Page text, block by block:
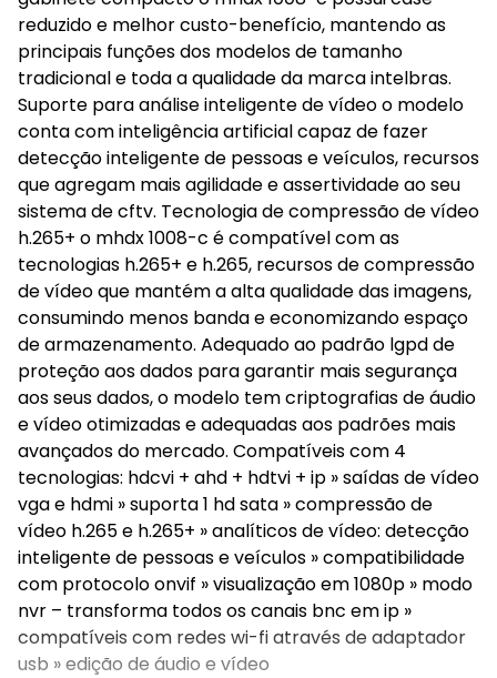
reduzido e melhor custo-benefício, mantendo as
principais funções dos modelos de tamanho
tradicional e toda a qualidade da marca intelbras.
Suporte para análise inteligente de vídeo o modelo
conta com inteligência artificial capaz de fazer
detecção inteligente de pessoas e veículos, recursos
que agregam mais agilidade e assertividade ao seu
sistema de cftv. Tecnologia de compressão de vídeo
h.265+ o mhdx 1008-c é compatível com as
tecnologias h.265+ e h.265, recursos de compressão
de vídeo que mantém a alta qualidade das imagens,
consumindo menos banda e economizando espaço
de armazenamento. Adequado ao padrão lgpd de
proteção aos dados para garantir mais segurança
aos seus dados, o modelo tem criptografias de áudio
e vídeo otimizadas e adequadas aos padrões mais
avançados do mercado. Compatíveis com 4
tecnologias: hdcvi + ahd + hdtvi + ip » saídas de vídeo
vga e hdmi » suporta 1 hd sata » compressão de
vídeo h.265 e h.265+ » analíticos de vídeo: detecção
inteligente de pessoas e veículos » compatibilidade
com protocolo onvif » visualização em 1080p » modo
nvr – transforma todos os canais bnc em ip »
compatíveis com redes wi-fi através de adaptador
usb » edição de áudio e vídeo